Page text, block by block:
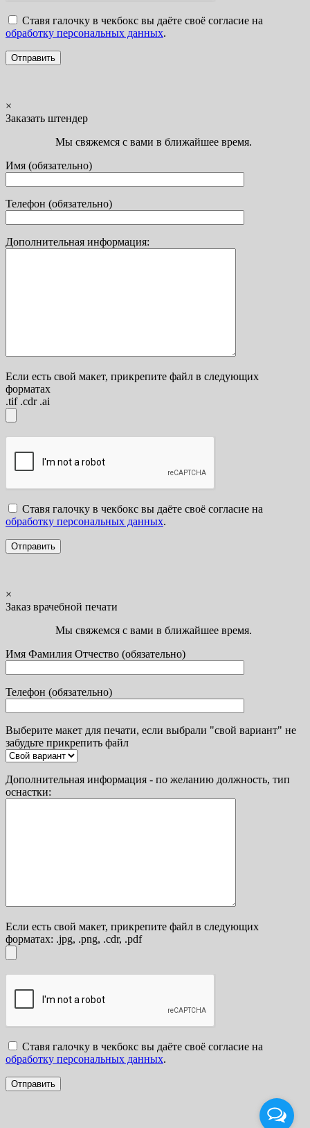
Ставя галочку в чекбокс вы даёте своё согласие на
обработку персональных данных.
×
Заказать штендер
Мы свяжемся с вами в ближайшее время.
Имя (обязательно)
Телефон (обязательно)
Дополнительная информация:
Если есть свой макет, прикрепите файл в следующих
форматах
.tif .cdr .ai
Ставя галочку в чекбокс вы даёте своё согласие на
обработку персональных данных.
×
Заказ врачебной печати
Мы свяжемся с вами в ближайшее время.
Имя Фамилия Отчество (обязательно)
Телефон (обязательно)
Выберите макет для печати, если выбрали "свой вариант" не
забудьте прикрепить файл
Дополнительная информация - по желанию должность, тип
оснастки:
Если есть свой макет, прикрепите файл в следующих
форматах: .jpg, .png, .cdr, .pdf
Ставя галочку в чекбокс вы даёте своё согласие на
обработку персональных данных.